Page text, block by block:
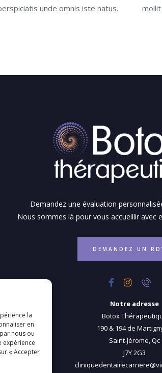
la
en
nous ou
expérience
« Accepter
unde omnis iste natus.
Demandez une évaluation
Nous sommes là pour vous accueillir avec
DEMANDEZ UN
Notre adresse
Botox
190 & 194 de
Saint-Jérome, Qc
J7Y 2G3